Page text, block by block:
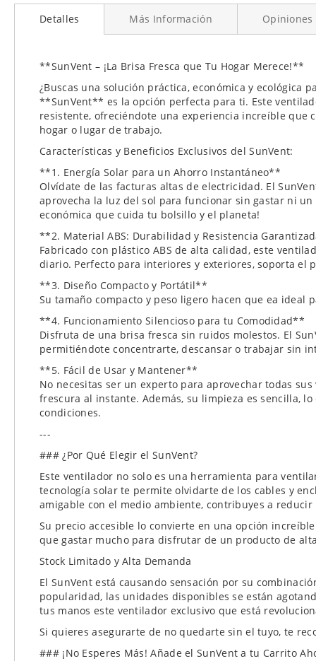
al
comienzo
galería
imágenes
Detalles
**SunVent – ¡La Brisa Fresca que Tu Hogar Merece!**
¿Buscas una solución práctica, económica y ecológica
**SunVent** es la opción perfecta para ti. Este
resistente, ofreciéndote una experiencia increíble
hogar o lugar de trabajo.
Características y Beneficios Exclusivos del SunVent:
**1. Energía Solar para un Ahorro Instantáneo**
Olvídate de las facturas altas de electricidad. El
aprovecha la luz del sol para funcionar sin gastar ni
económica que cuida tu bolsillo y el planeta!
**2. Material ABS: Durabilidad y Resistencia
Fabricado con plástico ABS de alta calidad, este
diario. Perfecto para interiores y exteriores, soporta
**3. Diseño Compacto y Portátil**
Su tamaño compacto y peso ligero hacen que ea
**4. Funcionamiento Silencioso para tu Comodidad**
Disfruta de una brisa fresca sin ruidos molestos. El
permitiéndote concentrarte, descansar o trabajar sin
**5. Fácil de Usar y Mantener**
No necesitas ser un experto para aprovechar todas
frescura al instante. Además, su limpieza es sencilla,
condiciones.
---
### ¿Por Qué Elegir el SunVent?
Este ventilador no solo es una herramienta para
tecnología solar te permite olvidarte de los cables y
amigable con el medio ambiente, contribuyes a
Su precio accesible lo convierte en una opción
que gastar mucho para disfrutar de un producto de
Stock Limitado y Alta Demanda
El SunVent está causando sensación por su
popularidad, las unidades disponibles se están
tus manos este ventilador exclusivo que está
Si quieres asegurarte de no quedarte sin el tuyo, te
### ¡No Esperes Más! Añade el SunVent a tu Carrito
Más Información Opiniones